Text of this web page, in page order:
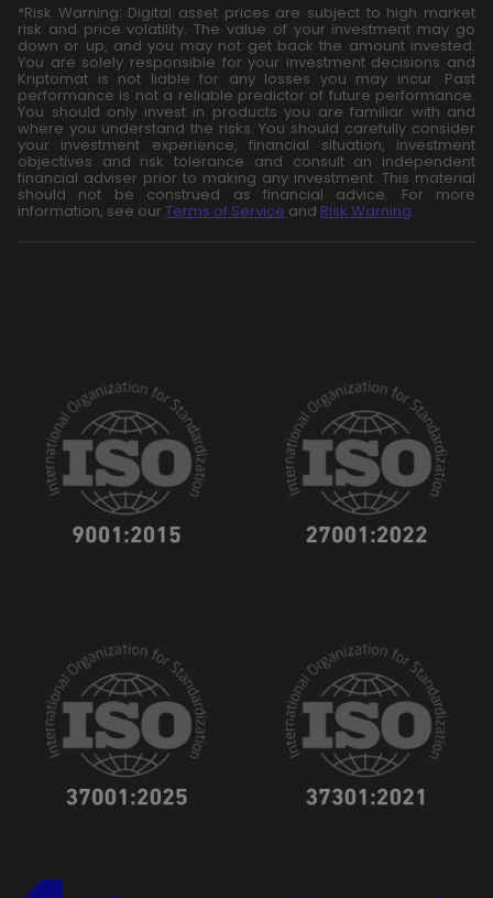
*Risk Warning: Digital asset prices are subject to high market
risk and price volatility. The value of your investment may go
down or up, and you may not get back the amount invested.
You are solely responsible for your investment decisions and
Kriptomat is not liable for any losses you may incur. Past
performance is not a reliable predictor of future performance.
You should only invest in products you are familiar with and
where you understand the risks. You should carefully consider
your investment experience, financial situation, investment
objectives and risk tolerance and consult an independent
financial adviser prior to making any investment. This material
should not be construed as financial advice. For more
information, see our Terms of Service and Risk Warning.